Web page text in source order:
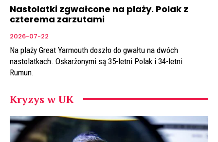
Nastolatki zgwałcone na plaży. Polak z
czterema zarzutami
2026-07-22
Na plaży Great Yarmouth doszło do gwałtu na dwóch
nastolatkach. Oskarżonymi są 35-letni Polak i 34-letni
Rumun.
Kryzys w UK